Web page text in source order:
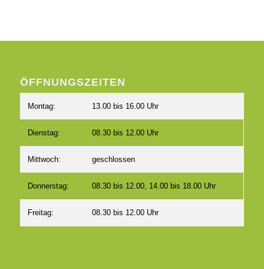
ÖFFNUNGSZEITEN
Montag: 13.00 bis 16.00 Uhr
Dienstag: 08.30 bis 12.00 Uhr
Mittwoch: geschlossen
Donnerstag: 08.30 bis 12.00, 14.00 bis 18.00 Uhr
Freitag: 08.30 bis 12.00 Uhr